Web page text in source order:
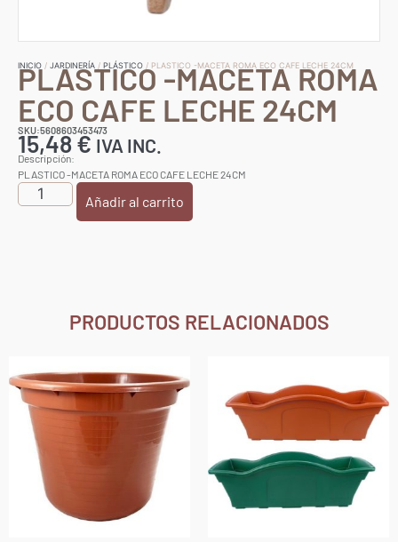
INICIO / JARDINERÍA / PLÁSTICO / PLASTICO -MACETA ROMA ECO CAFE LECHE 24CM
PLASTICO -MACETA ROMA
ECO CAFE LECHE 24CM
SKU:5608603453473
15,48€ IVA INC.
Descripción:
PLASTICO -MACETA ROMA ECO CAFE LECHE 24CM
Añadir al carrito
PRODUCTOS RELACIONADOS